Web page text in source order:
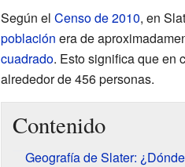
Según el Censo de 2010, en
población era de
cuadrado. Esto significa que en
alrededor de 456 personas.
Contenido
Geografía de Slater: